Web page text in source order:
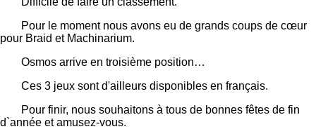
Pour le moment nous avons eu de grands coups de cœur
pour Braid et Machinarium.
Osmos arrive en troisième position…
Ces 3 jeux sont d'ailleurs disponibles en français.
Pour finir, nous souhaitons à tous de bonnes fêtes de fin
d`année et amusez-vous.